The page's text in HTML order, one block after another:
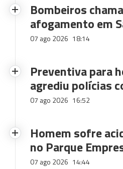
Bombeiros
afogamento em
07 ago 2026 18:14
Preventiva para
agrediu polícias
07 ago 2026 16:52
Homem sofre
no Parque
07 ago 2026 14:44